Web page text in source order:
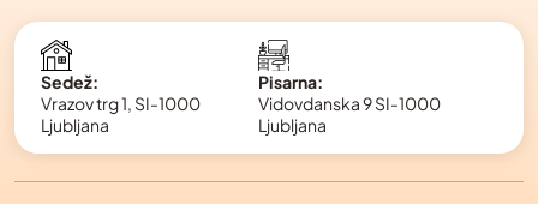
Sedež:
Vrazov trg 1, SI-1000
Ljubljana
Pisarna:
Vidovdanska 9 SI-1000
Ljubljana